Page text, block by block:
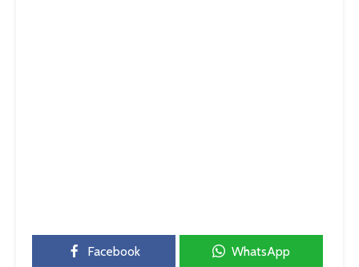
Facebook WhatsApp